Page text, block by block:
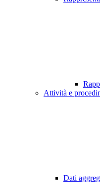
Attività e
Dati